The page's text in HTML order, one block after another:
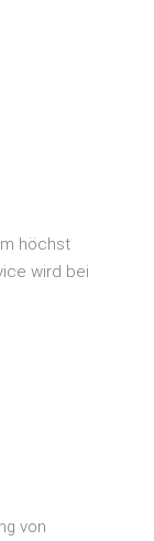
höchst
wird bei
von